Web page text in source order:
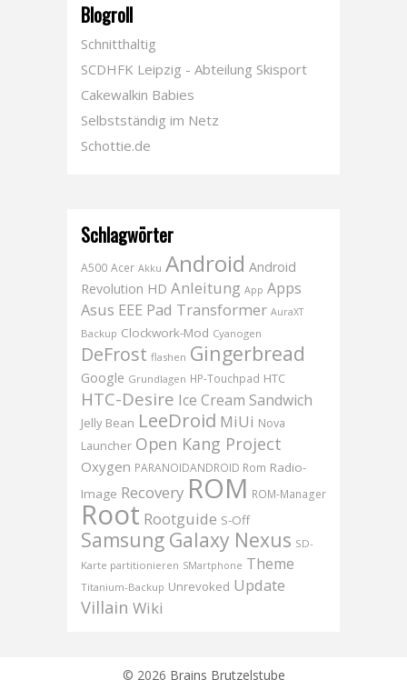
Blogroll
Schnitthaltig
SCDHFK Leipzig - Abteilung Skisport
Cakewalkin Babies
Selbstständig im Netz
Schottie.de
Schlagwörter
A500 Acer Akku Android Android
Revolution HD Anleitung App Apps
Asus EEE Pad Transformer AuraXT
Backup Clockwork-Mod Cyanogen
DeFrost flashen Gingerbread
Google Grundlagen HP-Touchpad HTC
HTC-Desire Ice Cream Sandwich
Jelly Bean LeeDroid MiUi Nova
Launcher Open Kang Project
Oxygen PARANOIDANDROID Rom Radio-
Image Recovery ROM ROM-Manager
Root Rootguide S-Off
Samsung Galaxy Nexus SD-
Karte partitionieren SMartphone Theme
Titanium-Backup Unrevoked Update
Villain Wiki
© 2026 Brains Brutzelstube